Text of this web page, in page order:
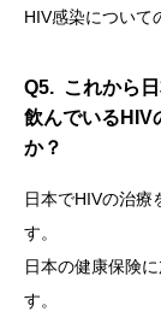
HIV感染について
Q5. これから
飲んでいるHIV
か？
日本でHIVの治療
す。
日本の健康保険
す。